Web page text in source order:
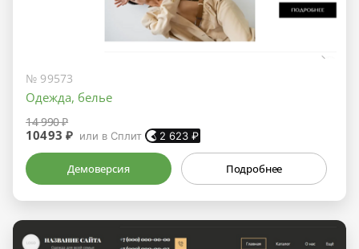
№ 99573
Одежда, белье
14 990 ₽
10493 ₽ или в Сплит 2 623 ₽
Демоверсия Подробнее